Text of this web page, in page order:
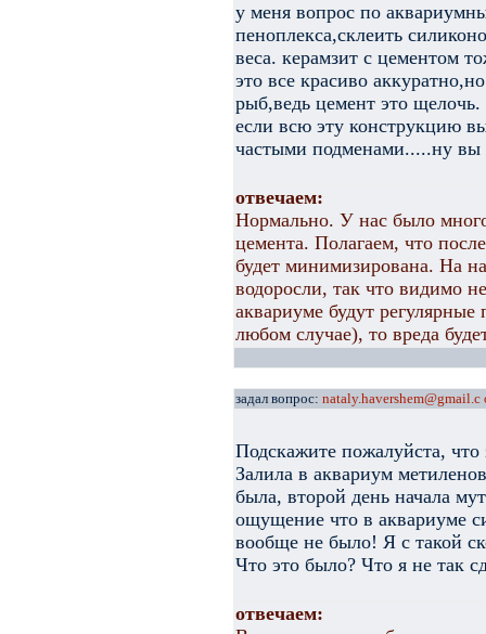
у меня вопрос по
пеноплекса,склеить
веса. керамзит с цементом
это все красиво
рыб,ведь цемент это
если всю эту конструкцию
частыми подменами.....ну
отвечаем:
Нормально. У нас было
цемента. Полагаем, что
будет минимизирована. На
водоросли, так что видимо
аквариуме будут
любом случае), то вреда
задал вопрос: nataly.havershem@gmail.c
Подскажите пожалуйста, что
Залила в аквариум
была, второй день начала
ощущение что в аквариуме
вообще не было! Я с такой
Что это было? Что я не так
отвечаем: